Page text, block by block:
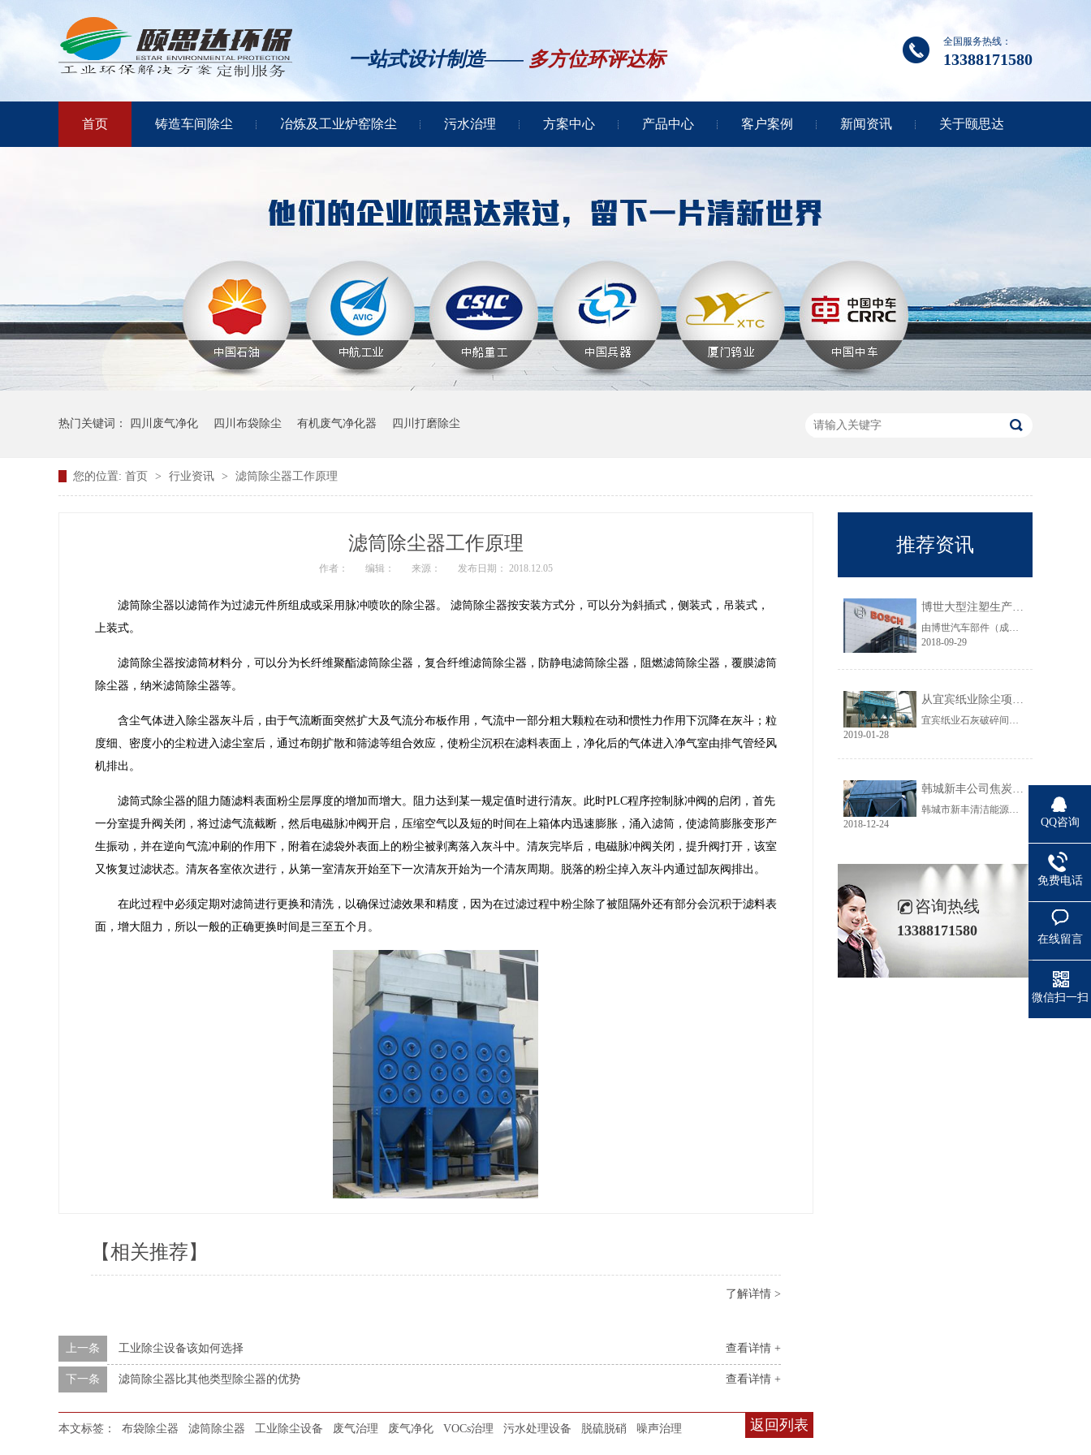
一站式设计制造—— 多方位环评达标
全国服务热线：
13388171580
首页 铸造车间除尘 冶炼及工业炉窑除尘 污水治理 方案中心 产品中心 客户案例 新闻资讯 关于颐思达
热门关键词： 四川废气净化 四川布袋除尘 有机废气净化器 四川打磨除尘
您的位置: 首页 > 行业资讯 > 滤筒除尘器工作原理
滤筒除尘器工作原理
作者： 编辑： 来源： 发布日期： 2018.12.05
滤筒除尘器以滤筒作为过滤元件所组成或采用脉冲喷吹的除尘器。 滤筒除尘器按安装方式分，可以分为斜插式，侧装式，吊装式，
上装式。
滤筒除尘器按滤筒材料分，可以分为长纤维聚酯滤筒除尘器，复合纤维滤筒除尘器，防静电滤筒除尘器，阻燃滤筒除尘器，覆膜滤筒
除尘器，纳米滤筒除尘器等。
含尘气体进入除尘器灰斗后，由于气流断面突然扩大及气流分布板作用，气流中一部分粗大颗粒在动和惯性力作用下沉降在灰斗；粒
度细、密度小的尘粒进入滤尘室后，通过布朗扩散和筛滤等组合效应，使粉尘沉积在滤料表面上，净化后的气体进入净气室由排气管经风
机排出。
滤筒式除尘器的阻力随滤料表面粉尘层厚度的增加而增大。阻力达到某一规定值时进行清灰。此时PLC程序控制脉冲阀的启闭，首先
一分室提升阀关闭，将过滤气流截断，然后电磁脉冲阀开启，压缩空气以及短的时间在上箱体内迅速膨胀，涌入滤筒，使滤筒膨胀变形产
生振动，并在逆向气流冲刷的作用下，附着在滤袋外表面上的粉尘被剥离落入灰斗中。清灰完毕后，电磁脉冲阀关闭，提升阀打开，该室
又恢复过滤状态。清灰各室依次进行，从第一室清灰开始至下一次清灰开始为一个清灰周期。脱落的粉尘掉入灰斗内通过缷灰阀排出。
在此过程中必须定期对滤筒进行更换和清洗，以确保过滤效果和精度，因为在过滤过程中粉尘除了被阻隔外还有部分会沉积于滤料表
面，增大阻力，所以一般的正确更换时间是三至五个月。
【相关推荐】
了解详情 >
查看详情 +
上一条 工业除尘设备该如何选择
查看详情 +
下一条 滤筒除尘器比其他类型除尘器的优势
返回列表
本文标签： 布袋除尘器 滤筒除尘器 工业除尘设备 废气治理 废气净化 VOCs治理 污水处理设备 脱硫脱硝 噪声治理
推荐资讯
博世大型注塑生产线VOC净化工程圆满结束
由博世汽车部件（成都）有限公司委托颐思达设计、制造、安装的大型注塑生产线废气净化工程项目于近日全部竣工，试运行效果显示，运行结果完全符合设计要求。
2018-09-29
从宜宾纸业除尘项目成功范例看低成本环保
宜宾纸业石灰破碎间除尘工程于近期完工，在不足30立方的空间内集成了超过三个篮球场大小的过滤面积，处理风量达每小时7万立方，实现了小体积除尘器处理大风量，开启低成本环保的时代，给处在环保高压政策下不堪重负的企业主们带来福音......
2019-01-28
韩城新丰公司焦炭输送线除尘工程完美收官
韩城市新丰清洁能源科技有限公司隶属于上市公司黑猫焦化，焦炭输送线除尘系统于近期完美收官。该输送线共计500多米长，通过布置在高空走廊里的输送皮带连接为一条完整的生产线，过程分为投料、破碎、筛分、传送等工艺。整条输送线分四个转运站、两条分流线，将制备好的焦炭送入煤气生产工段。各个工艺阶段均有大量焦炭粉尘产生，这不仅严重影响现场职业卫生，而且因产尘点高，污染面覆盖范围广。
2018-12-24
咨询热线
13388171580
QQ咨询
免费电话
在线留言
微信扫一扫